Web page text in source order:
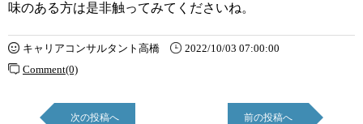
味のある方は是非触ってみてくださいね。
キャリアコンサルタント高橋
2022/10/03 07:00:00
Comment(0)
次の投稿へ 前の投稿へ